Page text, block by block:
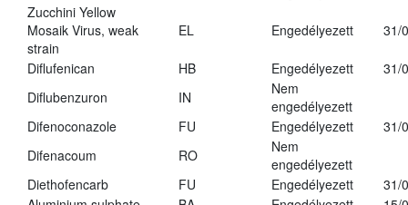
Zucchini Yellow
Mosaik Virus, weak
strain
EL Engedélyezett 31/
Diflufenican HB Engedélyezett
31/
Diflubenzuron
IN
Nem
engedélyezett
Difenoconazole
FU Engedélyezett
31/
Difenacoum
RO
Nem
engedélyezett
Diethofencarb
FU Engedélyezett
31/